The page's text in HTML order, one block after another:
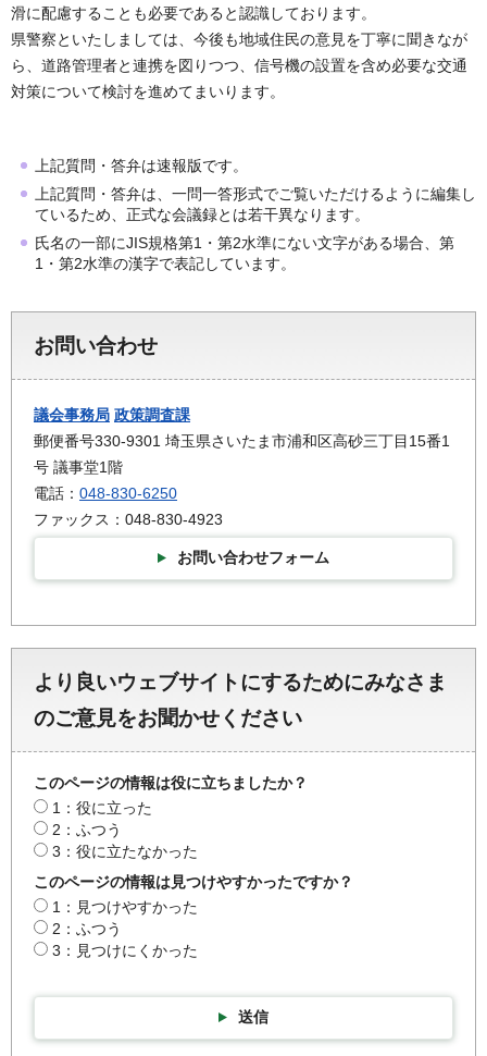
滑に配慮することも必要であると認識しております。
県警察といたしましては、今後も地域住民の意見を丁寧に聞きなが
ら、道路管理者と連携を図りつつ、信号機の設置を含め必要な交通
対策について検討を進めてまいります。
上記質問・答弁は速報版です。
上記質問・答弁は、一問一答形式でご覧いただけるように編集し
ているため、正式な会議録とは若干異なります。
氏名の一部にJIS規格第1・第2水準にない文字がある場合、第
1・第2水準の漢字で表記しています。
お問い合わせ
議会事務局 政策調査課
郵便番号330-9301 埼玉県さいたま市浦和区高砂三丁目15番1
号 議事堂1階
電話： 048-830-6250
ファックス：048-830-4923
お問い合わせフォーム
より良いウェブサイトにするためにみなさま
のご意見をお聞かせください
このページの情報は役に立ちましたか？
1：役に立った
2：ふつう
3：役に立たなかった
このページの情報は見つけやすかったですか？
1：見つけやすかった
2：ふつう
3：見つけにくかった
送信